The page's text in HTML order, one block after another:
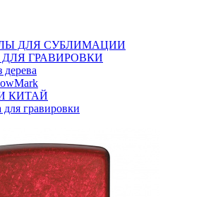
ДЛЯ СУБЛИМАЦИИ
ГРАВИРОВКИ
дерева
КИТАЙ
для гравировки